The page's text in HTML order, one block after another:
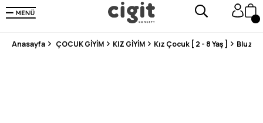
250.000'DEN FAZLA DEĞERLENDİRMEDE 5 ÜZERİNDEN 4.8 PUAN ALDI ⭐⭐⭐⭐⭐
3 MİLYONDAN FAZLA MUTLU MÜŞTERİ ❤️ 10 MİLYON ÜRÜN
Anasayfa ÇOCUK GİYİM KIZ GİYİM Kız Çocuk [ 2 - 8 Yaş ] Bluz